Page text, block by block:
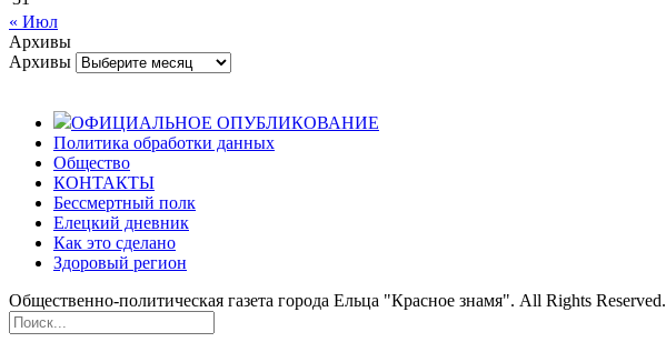
« Июл
Архивы
Архивы
ОФИЦИАЛЬНОЕ ОПУБЛИКОВАНИЕ
Политика обработки данных
Общество
КОНТАКТЫ
Бессмертный полк
Елецкий дневник
Как это сделано
Здоровый регион
Общественно-политическая газета города Ельца "Красное знамя". All Rights Reserved.